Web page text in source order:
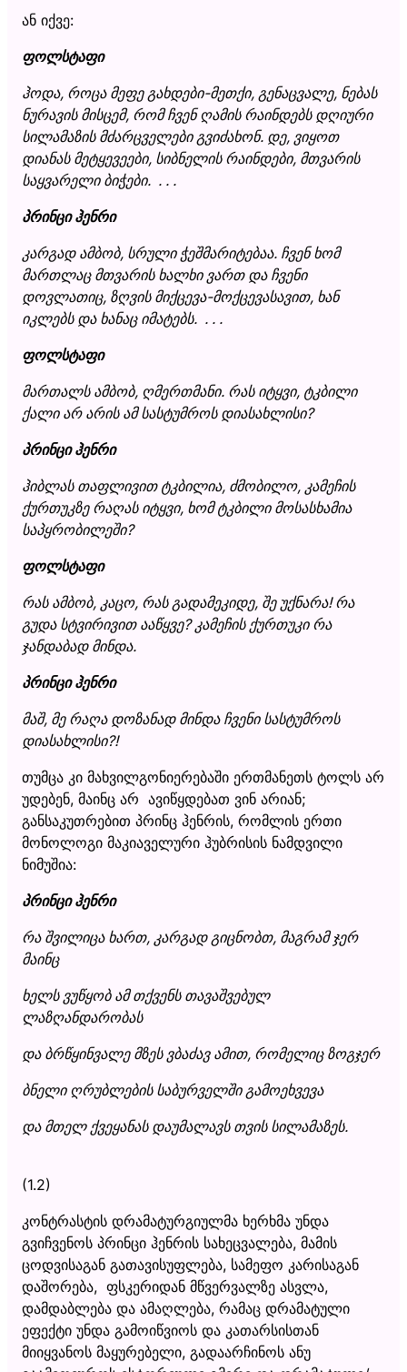
ან იქვე:
ფოლსტაფი
ჰოდა, როცა მეფე გახდები-მეთქი, გენაცვალე, ნებას
ნურავის მისცემ, რომ ჩვენ ღამის რაინდებს დღიური
სილამაზის მძარცველები გვიძახონ. დე, ვიყოთ
დიანას მეტყევეები, სიბნელის რაინდები, მთვარის
საყვარელი ბიჭები. . . .
პრინცი ჰენრი
კარგად ამბობ, სრული ჭეშმარიტებაა. ჩვენ ხომ
მართლაც მთვარის ხალხი ვართ და ჩვენი
დოვლათიც, ზღვის მიქცევა-მოქცევასავით, ხან
იკლებს და ხანაც იმატებს. . . .
ფოლსტაფი
მართალს ამბობ, ღმერთმანი. რას იტყვი, ტკბილი
ქალი არ არის ამ სასტუმროს დიასახლისი?
პრინცი ჰენრი
ჰიბლას თაფლივით ტკბილია, ძმობილო, კამეჩის
ქურთუკზე რაღას იტყვი, ხომ ტკბილი მოსასხამია
საპყრობილეში?
ფოლსტაფი
რას ამბობ, კაცო, რას გადამეკიდე, შე უქნარა! რა
გუდა სტვირივით ააწყვე? კამეჩის ქურთუკი რა
ჯანდაბად მინდა.
პრინცი ჰენრი
მაშ, მე რაღა დოზანად მინდა ჩვენი სასტუმროს
დიასახლისი?!
თუმცა კი მახვილგონიერებაში ერთმანეთს ტოლს არ
უდებენ, მაინც არ ავიწყდებათ ვინ არიან;
განსაკუთრებით პრინც ჰენრის, რომლის ერთი
მონოლოგი მაკიაველური ჰუბრისის ნამდვილი
ნიმუშია:
პრინცი ჰენრი
რა შვილიცა ხართ, კარგად გიცნობთ, მაგრამ ჯერ
მაინც
ხელს ვუწყობ ამ თქვენს თავაშვებულ
ლაზღანდარობას
და ბრწყინვალე მზეს ვბაძავ ამით, რომელიც ზოგჯერ
ბნელი ღრუბლების საბურველში გამოეხვევა
და მთელ ქვეყანას დაუმალავს თვის სილამაზეს.
(1.2)
კონტრასტის დრამატურგიულმა ხერხმა უნდა
გვიჩვენოს პრინცი ჰენრის სახეცვალება, მამის
ცოდვისაგან გათავისუფლება, სამეფო კარისაგან
დაშორება, ფსკერიდან მწვერვალზე ასვლა,
დამდაბლება და ამაღლება, რამაც დრამატული
ეფექტი უნდა გამოიწვიოს და კათარსისთან
მიიყვანოს მაყურებელი, გადაარჩინოს ანუ